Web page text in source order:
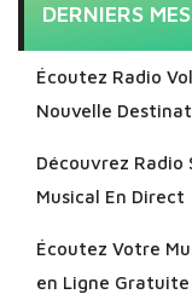
DERNIERS
Écoutez Radio
Nouvelle
Découvrez
Musical En Direct
Écoutez Votre
en Ligne Gratuite